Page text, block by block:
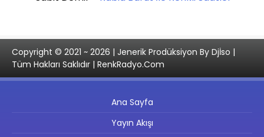
Copyright © 2021 ~ 2026 | Jenerik Prodüksiyon By Djİso |
Tüm Hakları Saklıdır | RenkRadyo.Com
Ana Sayfa
Yayın Akışı